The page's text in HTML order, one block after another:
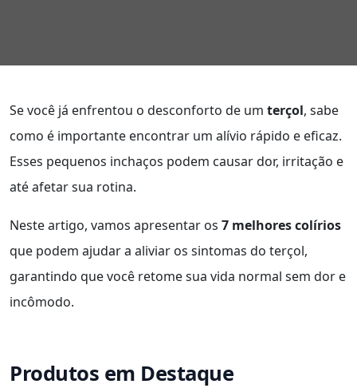
Se você já enfrentou o desconforto de um terçol, sabe
como é importante encontrar um alívio rápido e eficaz.
Esses pequenos inchaços podem causar dor, irritação e
até afetar sua rotina.
Neste artigo, vamos apresentar os 7 melhores colírios
que podem ajudar a aliviar os sintomas do terçol,
garantindo que você retome sua vida normal sem dor e
incômodo.
Produtos em Destaque